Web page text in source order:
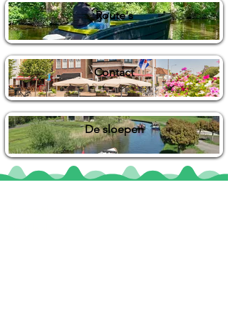
Route's
Contact
De sloepen